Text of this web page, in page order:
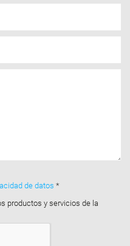
de datos *
productos y servicios de la